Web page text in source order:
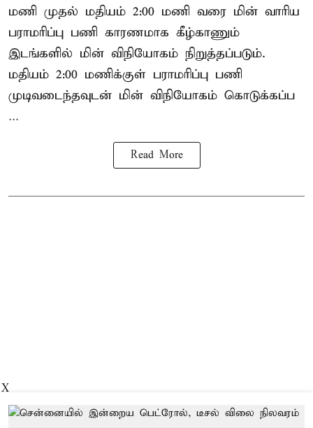
மணி முதல் மதியம் 2:00 மணி வரை மின் வாரிய
பராமரிப்பு பணி காரணமாக கீழ்காணும்
இடங்களில் மின் விநியோகம் நிறுத்தப்படும்.
மதியம் 2:00 மணிக்குள் பராமரிப்பு பணி
முடிவடைந்தவுடன் மின் விநியோகம் கொடுக்கப்ப
...
Read More
X